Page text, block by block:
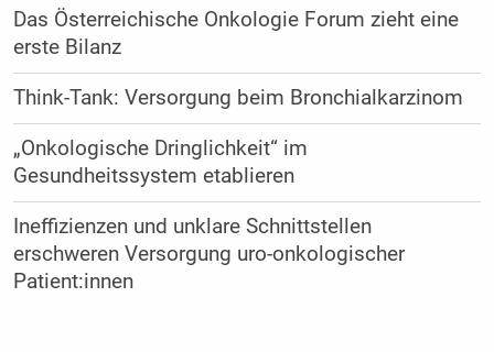
Das Österreichische Onkologie Forum zieht eine
erste Bilanz
Think-Tank: Versorgung beim Bronchialkarzinom
„Onkologische Dringlichkeit“ im
Gesundheitssystem etablieren
Ineffizienzen und unklare Schnittstellen
erschweren Versorgung uro-onkologischer
Patient:innen